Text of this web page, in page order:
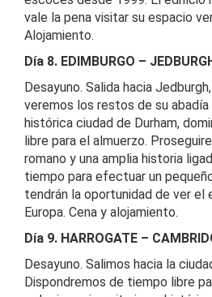
vale la pena visitar su espacio
Alojamiento.
Día 8. EDIMBURGO –
Desayuno. Salida hacia
veremos los restos de su
histórica ciudad de Durham,
libre para el almuerzo.
romano y una amplia historia
tiempo para efectuar un
tendrán la oportunidad de ver
Europa. Cena y alojamiento.
Día 9. HARROGATE –
Desayuno. Salimos hacia la
Dispondremos de tiempo libre